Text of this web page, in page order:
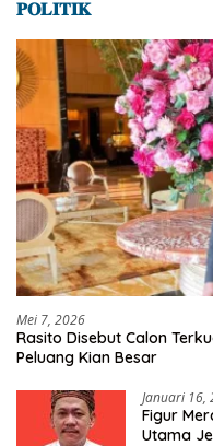
𝐏𝐎𝐋𝐈𝐓𝐈𝐊
Mei 7, 2026
Rasito Disebut Calon
Peluang Kian Besar
Januari 16,
Figur
Utama